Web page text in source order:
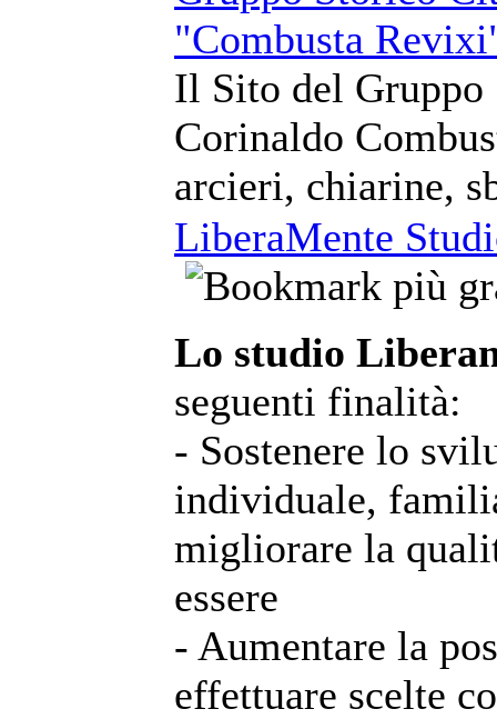
"Combusta
Il Sito del
Corinaldo
arcieri, chiarine,
LiberaMente
Lo studio
seguenti finalità:
- Sostenere lo
individuale,
migliorare la
essere
- Aumentare la
effettuare scelte